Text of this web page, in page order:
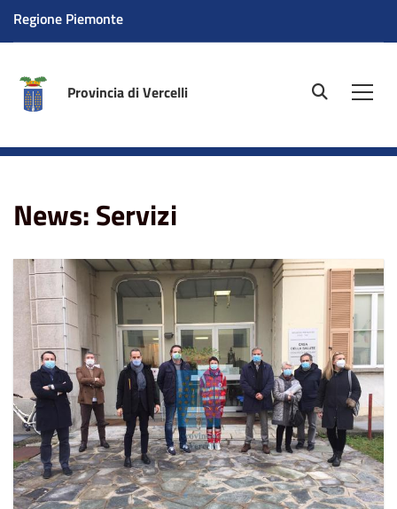
Regione Piemonte
Provincia di Vercelli site.searc
Home News Servizi
News: Servizi